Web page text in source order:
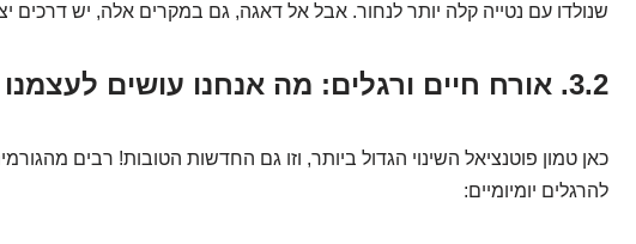
שנולדו עם נטייה קלה יותר לנחור. אבל אל דאגה, גם במקרים אלה, יש דרכים
3.2. אורח חיים ורגלים: מה אנחנו עושים לעצמנו בלי לשים לב?
כאן טמון פוטנציאל השינוי הגדול ביותר, וזו גם החדשות הטובות! רבים
להרגלים יומיומיים: